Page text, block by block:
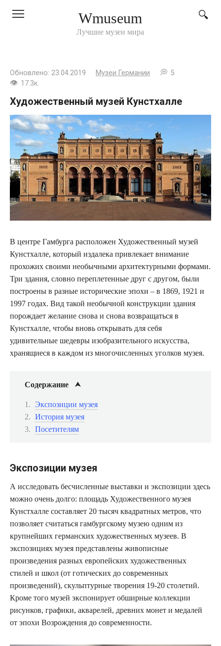
Wmuseum
Лучшие музеи мира
Обновлено: 23.04.2019 Музеи Германии
5
17.3к.
Художественный музей Кунстхалле
В центре Гамбурга расположен Художественный музей
Кунстхалле, который издалека привлекает внимание
прохожих своими необычными архитектурными формами.
Три здания, словно переплетенные друг с другом, были
построены в разные исторические эпохи – в 1869, 1921 и
1997 годах. Вид такой необычной конструкции здания
порождает желание снова и снова возвращаться в
Кунстхалле, чтобы вновь открывать для себя
удивительные шедевры изобразительного искусства,
хранящиеся в каждом из многочисленных уголков музея.
Содержание
Экспозиции музея
История музея
Посетителям
Экспозиции музея
А исследовать бесчисленные выставки и экспозиции здесь
можно очень долго: площадь Художественного музея
Кунстхалле составляет 20 тысяч квадратных метров, что
позволяет считаться гамбургскому музею одним из
крупнейших германских художественных музеев. В
экспозициях музея представлены живописные
произведения разных европейских художественных
стилей и школ (от готических до современных
произведений), скульптурные творения 19-20 столетий.
Кроме того музей экспонирует обширные коллекции
рисунков, графики, акварелей, древних монет и медалей
от эпохи Возрождения до современности.